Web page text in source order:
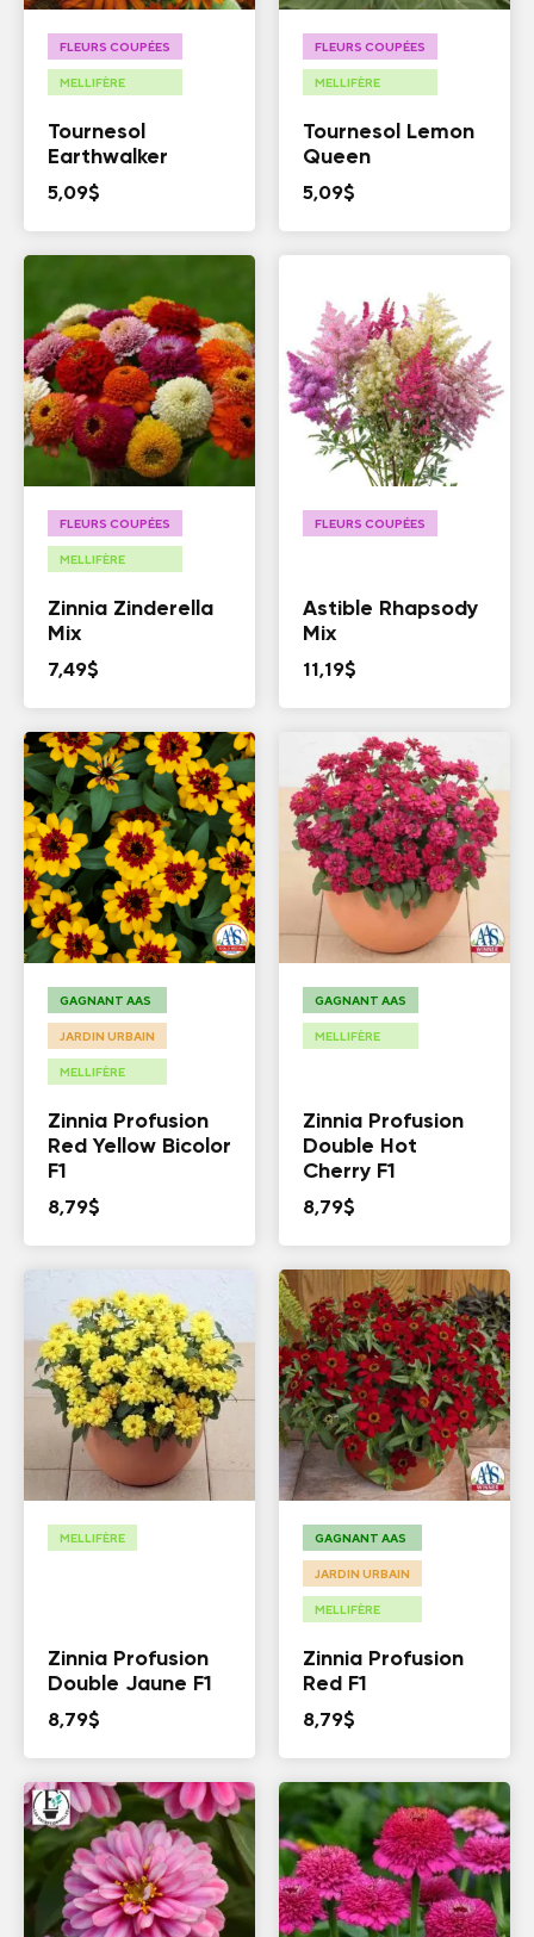
FLEURS COUPÉES
MELLIFÈRE
Tournesol
Earthwalker
5,09$
FLEURS COUPÉES
MELLIFÈRE
Tournesol Lemon
Queen
5,09$
FLEURS COUPÉES
MELLIFÈRE
Zinnia Zinderella
Mix
7,49$
FLEURS COUPÉES
Astible Rhapsody
Mix
11,19$
GAGNANT AAS
JARDIN URBAIN
MELLIFÈRE
Zinnia Profusion
Red Yellow Bicolor
F1
8,79$
GAGNANT AAS
MELLIFÈRE
Zinnia Profusion
Double Hot
Cherry F1
8,79$
MELLIFÈRE
Zinnia Profusion
Double Jaune F1
8,79$
GAGNANT AAS
JARDIN URBAIN
MELLIFÈRE
Zinnia Profusion
Red F1
8,79$